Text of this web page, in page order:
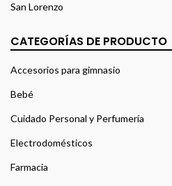
San Lorenzo
CATEGORÍAS DE PRODUCTO
Accesorios para gimnasio
Bebé
Cuidado Personal y Perfumería
Electrodomésticos
Farmacia